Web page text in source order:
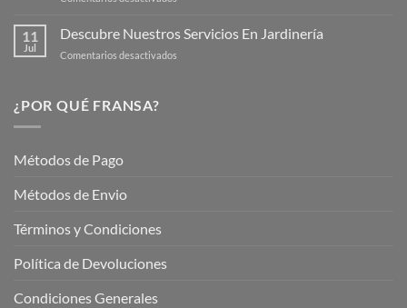
Plantas
tu
Jardín
11
Jul
Descubre Nuestros Servicios En Jardinería
Comentarios desactivados
¿POR QUÉ FRANSA?
Métodos de Pago
Métodos de Envio
Términos y Condiciones
Política de Devoluciones
Condiciones Generales